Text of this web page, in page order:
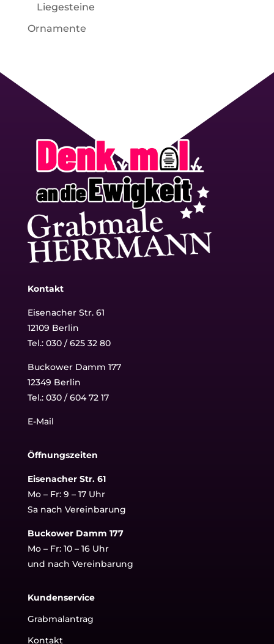
Liegesteine
Ornamente
Kontakt
Eisenacher Str. 61
12109 Berlin
Tel.: 030 / 625 32 80
Buckower Damm 177
12349 Berlin
Tel.: 030 / 604 72 17
E-Mail
Öffnungszeiten
Eisenacher Str. 61
Mo – Fr: 9 – 17 Uhr
Sa nach Vereinbarung
Buckower Damm 177
Mo – Fr: 10 – 16 Uhr
und nach Vereinbarung
Kundenservice
Grabmalantrag
Kontakt